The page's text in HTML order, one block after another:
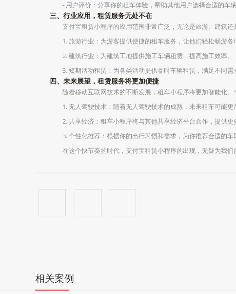
- 用户评价：分享你的租车体验，帮助其他用户选择合适的车辆
三、行业应用，租赁服务无处不在
支付宝租赁小程序的应用范围非常广泛，无论是旅游、建筑
1. 旅游行业：为游客提供便捷的租车服务，让他们轻松畅游各
2. 建筑行业：为建筑工地提供施工车辆租赁，提高施工效率。
3. 短期活动租赁：为各类活动提供临时车辆租赁，满足不同需
四、未来展望，租赁服务将更加便捷
随着移动互联网技术的不断发展，租车小程序将更加智能化
1. 无人驾驶技术：随着无人驾驶技术的成熟，未来租车可能更
2. 共享经济：租车小程序将与其他共享经济平台合作，提供更
3. 个性化推荐：根据你的出行习惯和需求，为你推荐合适的车
在这个快节奏的时代，支付宝租赁小程序的出现，无疑为我
相关案例